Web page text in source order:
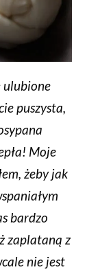
ulubione
puszysta,
Moje
żeby jak
bardzo
zaplataną z
nie jest